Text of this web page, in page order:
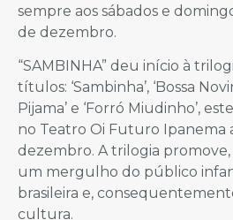
sempre aos sábados e
de dezembro.
“SAMBINHA” deu início à
títulos: ‘Sambinha’, ‘Bossa
Pijama’ e ‘Forró Miudinho’,
no Teatro Oi Futuro Ipanema
dezembro. A trilogia
um mergulho do público
brasileira e,
cultura.